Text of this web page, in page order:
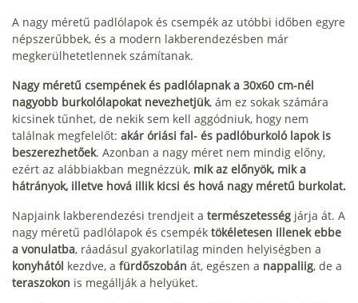
A nagy méretű padlólapok és csempék az utóbbi időben egyre
népszerűbbek, és a modern lakberendezésben már
megkerülhetetlennek számítanak.
Nagy méretű csempének és padlólapnak a 30x60 cm-nél
nagyobb burkolólapokat nevezhetjük, ám ez sokak számára
kicsinek tűnhet, de nekik sem kell aggódniuk, hogy nem
találnak megfelelőt: akár óriási fal- és padlóburkoló lapok is
beszerezhetőek. Azonban a nagy méret nem mindig előny,
ezért az alábbiakban megnézzük, mik az előnyök, mik a
hátrányok, illetve hová illik kicsi és hová nagy méretű burkolat.
Napjaink lakberendezési trendjeit a természetesség járja át. A
nagy méretű padlólapok és csempék tökéletesen illenek ebbe
a vonulatba, ráadásul gyakorlatilag minden helyiségben a
konyhától kezdve, a fürdőszobán át, egészen a nappaliig, de a
teraszokon is megállják a helyüket.